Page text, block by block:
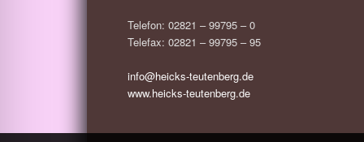
Telefon: 02821 – 99795 – 0
Telefax: 02821 – 99795 – 95
info@heicks-teutenberg.de
www.heicks-teutenberg.de